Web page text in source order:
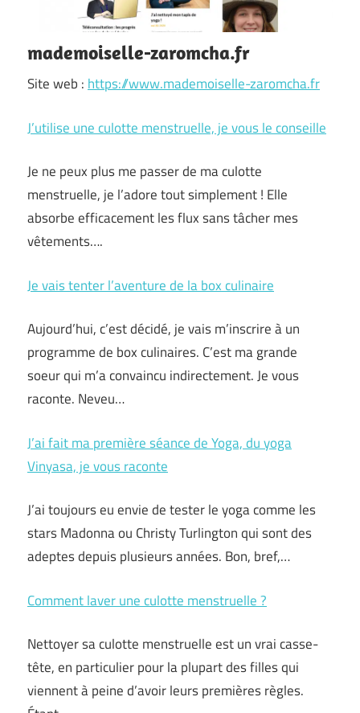
mademoiselle-zaromcha.fr
Site web : https://www.mademoiselle-zaromcha.fr
J’utilise une culotte menstruelle, je vous le conseille
Je ne peux plus me passer de ma culotte
menstruelle, je l’adore tout simplement ! Elle
absorbe efficacement les flux sans tâcher mes
vêtements….
Je vais tenter l’aventure de la box culinaire
Aujourd’hui, c’est décidé, je vais m’inscrire à un
programme de box culinaires. C’est ma grande
soeur qui m’a convaincu indirectement. Je vous
raconte. Neveu…
J’ai fait ma première séance de Yoga, du yoga
Vinyasa, je vous raconte
J’ai toujours eu envie de tester le yoga comme les
stars Madonna ou Christy Turlington qui sont des
adeptes depuis plusieurs années. Bon, bref,…
Comment laver une culotte menstruelle ?
Nettoyer sa culotte menstruelle est un vrai casse-
tête, en particulier pour la plupart des filles qui
viennent à peine d’avoir leurs premières règles.